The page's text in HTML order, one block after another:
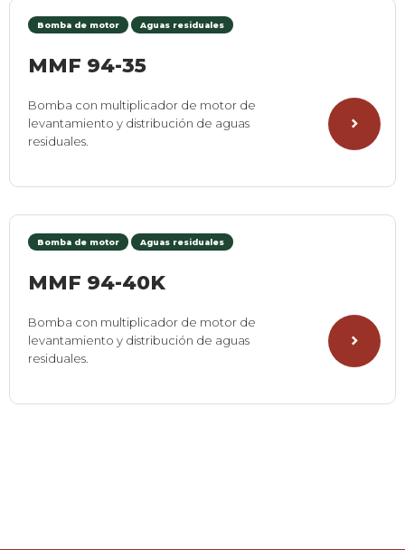
Bomba de motor Aguas residuales
MMF 94-35
Bomba con multiplicador de motor de
levantamiento y distribución de aguas
residuales.
Bomba de motor Aguas residuales
MMF 94-40K
Bomba con multiplicador de motor de
levantamiento y distribución de aguas
residuales.